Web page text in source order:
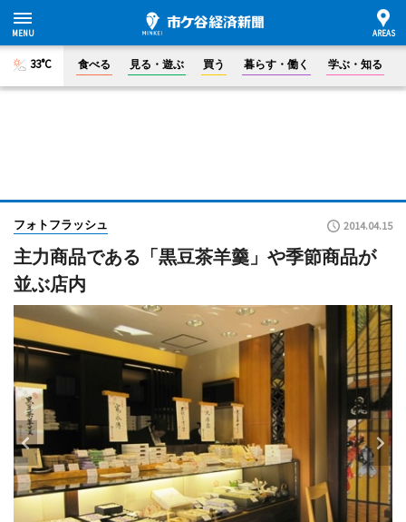
33°C 食べる 見る・遊ぶ 買う 暮らす・働く 学ぶ・知る
フォトフラッシュ 2014.04.15
主力商品である「黒豆茶羊羹」や季節商品が
並ぶ店内